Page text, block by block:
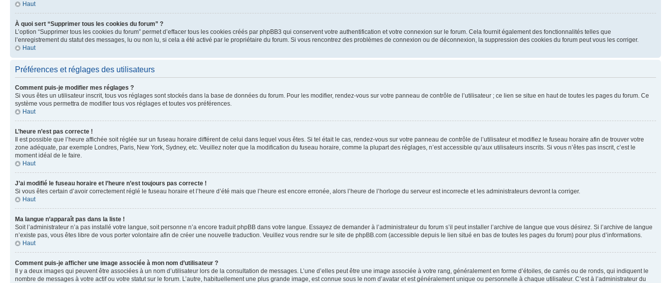
Haut
À quoi sert “Supprimer tous les cookies du forum” ?
L’option “Supprimer tous les cookies du forum” permet d’effacer tous les cookies créés par phpBB3 qui conservent votre authentification et votre connexion sur le forum. Cela fournit également des fonctionnalités telles que
l’enregistrement du statut des messages, lu ou non lu, si cela a été activé par le propriétaire du forum. Si vous rencontrez des problèmes de connexion ou de déconnexion, la suppression des cookies du forum peut vous les corriger.
Haut
Préférences et réglages des utilisateurs
Comment puis-je modifier mes réglages ?
Si vous êtes un utilisateur inscrit, tous vos réglages sont stockés dans la base de données du forum. Pour les modifier, rendez-vous sur votre panneau de contrôle de l’utilisateur ; ce lien se situe en haut de toutes les pages du forum. Ce
système vous permettra de modifier tous vos réglages et toutes vos préférences.
Haut
L’heure n’est pas correcte !
Il est possible que l’heure affichée soit réglée sur un fuseau horaire différent de celui dans lequel vous êtes. Si tel était le cas, rendez-vous sur votre panneau de contrôle de l’utilisateur et modifiez le fuseau horaire afin de trouver votre
zone adéquate, par exemple Londres, Paris, New York, Sydney, etc. Veuillez noter que la modification du fuseau horaire, comme la plupart des réglages, n’est accessible qu’aux utilisateurs inscrits. Si vous n’êtes pas inscrit, c’est le
moment idéal de le faire.
Haut
J’ai modifié le fuseau horaire et l’heure n’est toujours pas correcte !
Si vous êtes certain d’avoir correctement réglé le fuseau horaire et l’heure d’été mais que l’heure est encore erronée, alors l’heure de l’horloge du serveur est incorrecte et les administrateurs devront la corriger.
Haut
Ma langue n’apparaît pas dans la liste !
Soit l’administrateur n’a pas installé votre langue, soit personne n’a encore traduit phpBB dans votre langue. Essayez de demander à l’administrateur du forum s’il peut installer l’archive de langue que vous désirez. Si l’archive de langue
n’existe pas, vous êtes libre de vous porter volontaire afin de créer une nouvelle traduction. Veuillez vous rendre sur le site de phpBB.com (accessible depuis le lien situé en bas de toutes les pages du forum) pour plus d’informations.
Haut
Comment puis-je afficher une image associée à mon nom d’utilisateur ?
Il y a deux images qui peuvent être associées à un nom d’utilisateur lors de la consultation de messages. L’une d’elles peut être une image associée à votre rang, généralement en forme d’étoiles, de carrés ou de ronds, qui indiquent le
nombre de messages à votre actif ou votre statut sur le forum. L’autre, habituellement une plus grande image, est connue sous le nom d’avatar et est généralement unique ou personnelle à chaque utilisateur. C’est à l’administrateur du